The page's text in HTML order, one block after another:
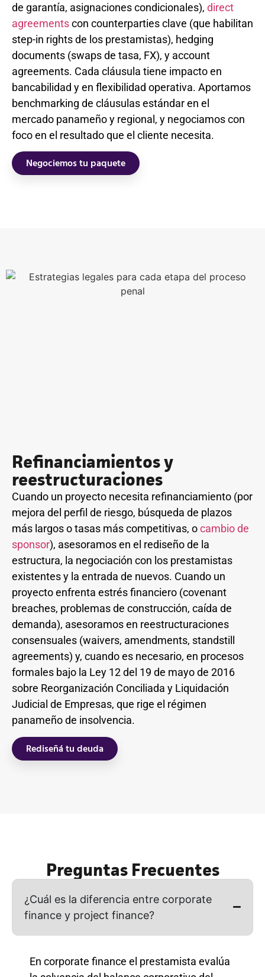
de garantía, asignaciones condicionales), direct
agreementscon counterparties clave (que habilitan
step-in rights de los prestamistas), hedging
documents (swaps de tasa, FX), y account
agreements. Cada cláusula tiene impacto en
bancabilidad y en flexibilidad operativa. Aportamos
benchmarking de cláusulas estándar en el
mercado panameño y regional, y negociamos con
foco en el resultado que el cliente necesita.
Negociemos tu paquete
Refinanciamientos y
reestructuraciones
Cuando un proyecto necesita refinanciamiento (por
mejora del perfil de riesgo, búsqueda de plazos
más largos o tasas más competitivas, ocambio de
sponsor), asesoramos en el rediseño de la
estructura, la negociación con los prestamistas
existentes y la entrada de nuevos. Cuando un
proyecto enfrenta estrés financiero (covenant
breaches, problemas de construcción, caída de
demanda), asesoramos en reestructuraciones
consensuales (waivers, amendments, standstill
agreements) y, cuando es necesario, en procesos
formales bajo la Ley 12 del 19 de mayo de 2016
sobre Reorganización Conciliada y Liquidación
Judicial de Empresas, que rige el régimen
panameño de insolvencia.
Rediseñá tu deuda
Preguntas Frecuentes
¿Cuál es la diferencia entre corporate
finance y project finance?
En corporate finance el prestamista evalúa